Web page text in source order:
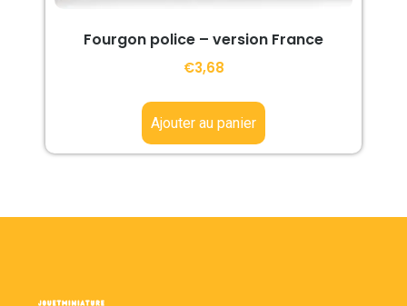
Fourgon police – version France
€3,68
Ajouter au panier